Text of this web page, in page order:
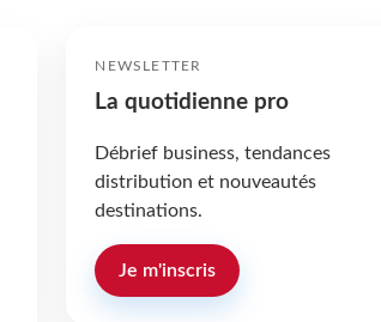
NEWSLETTER
La quotidienne pro
Débrief business, tendances
distribution et nouveautés
destinations.
Je m'inscris